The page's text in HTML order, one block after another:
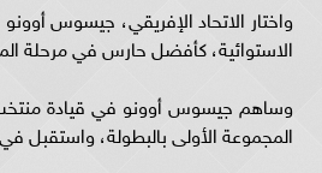
واختار الاتحاد الإفريقي، جيسوس
الاستوائية، كأفضل حارس في مرحلة
وساهم جيسوس أوونو في قيادة منتخب
المجموعة الأولى بالبطولة، واستقبل في مرماه